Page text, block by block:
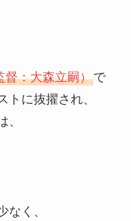
督：大森立嗣）で
トに抜擢され、
、
なく、